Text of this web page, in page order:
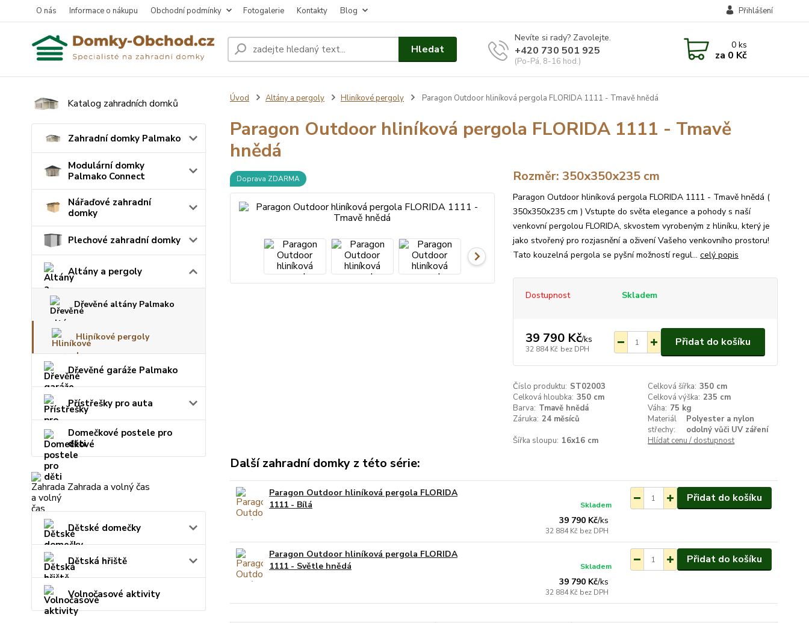
O nás Informace o nákupu Obchodní podmínky Fotogalerie Kontakty Blog Přihlášení
Hledat
Nevíte si rady? Zavolejte.
+420 730 501 925
(Po-Pá, 8-16 hod.)
0ks
za 0 Kč
Katalog zahradních domků
Zahradní domky Palmako
Modulární domky
Palmako Connect
Nářaďové zahradní
domky
Plechové zahradní domky
Altány a pergoly
Dřevěné altány Palmako
Hliníkové pergoly
Dřevěné garáže Palmako
Přístřešky pro auta
Domečkové postele pro
děti
Zahrada a volný čas
Dětské domečky
Dětská hřiště
Volnočasové aktivity
Úvod Altány a pergoly Hliníkové pergoly Paragon Outdoor hliníková pergola FLORIDA 1111 - Tmavě hnědá
Paragon Outdoor hliníková pergola FLORIDA 1111 - Tmavě
hnědá
Doprava ZDARMA Rozměr: 350x350x235 cm
Paragon Outdoor hliníková pergola FLORIDA 1111 - Tmavě hnědá (
350x350x235 cm ) Vstupte do světa elegance a pohody s naší
venkovní pergolou FLORIDA, skvostem vyrobeným z hliníku, který je
jako stvořený pro rozjasnění a oživení Vašeho venkovního prostoru!
Tato kouzelná pergola se pyšní možností regul... celý popis
Dostupnost Skladem
39 790 Kč/ks
32 884 Kč bez DPH
Přidat do košíku
Číslo produktu: ST02003 Celková šířka: 350 cm
Celková hloubka: 350 cm Celková výška: 235 cm
Barva: Tmavě hnědá Váha: 75 kg
Záruka: 24 měsíců
Materiál
střechy:
Polyester a nylon
odolný vůči UV záření
Šířka sloupu: 16x16 cm Hlídat cenu / dostupnost
Další zahradní domky z této série:
Paragon Outdoor hliníková pergola FLORIDA
1111 - Bílá
39 790 Kč/ks
32 884 Kč bez DPH
Skladem
Přidat do košíku
Paragon Outdoor hliníková pergola FLORIDA
1111 - Světle hnědá
39 790 Kč/ks
32 884 Kč bez DPH
Skladem
Přidat do košíku